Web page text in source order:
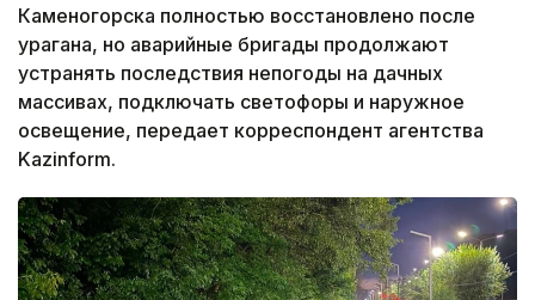
Каменогорска полностью восстановлено после
урагана, но аварийные бригады продолжают
устранять последствия непогоды на дачных
массивах, подключать светофоры и наружное
освещение, передает корреспондент агентства
Kazinform.